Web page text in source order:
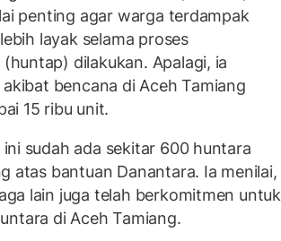
penting agar warga terdampak
layak selama proses
dilakukan. Apalagi, ia
bencana di Aceh Tamiang
15 ribu unit.
sudah ada sekitar 600 huntara
atas bantuan Danantara. Ia menilai,
lain juga telah berkomitmen untuk
di Aceh Tamiang.